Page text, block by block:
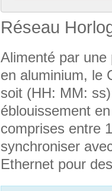
Réseau
Alimenté par
en aluminium, le
soit (HH: MM:
éblouissement
comprises entre
synchroniser
Ethernet pour